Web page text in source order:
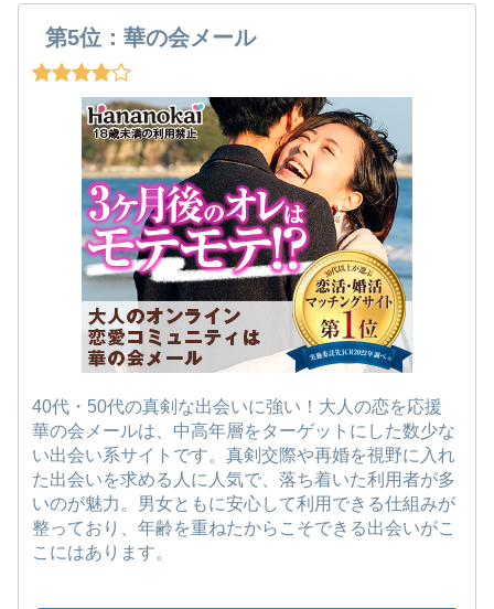
第5位：華の会メール
40代・50代の真剣な出会いに強い！大人の恋を応援
華の会メールは、中高年層をターゲットにした数少な
い出会い系サイトです。真剣交際や再婚を視野に入れ
た出会いを求める人に人気で、落ち着いた利用者が多
いのが魅力。男女ともに安心して利用できる仕組みが
整っており、年齢を重ねたからこそできる出会いがこ
こにはあります。